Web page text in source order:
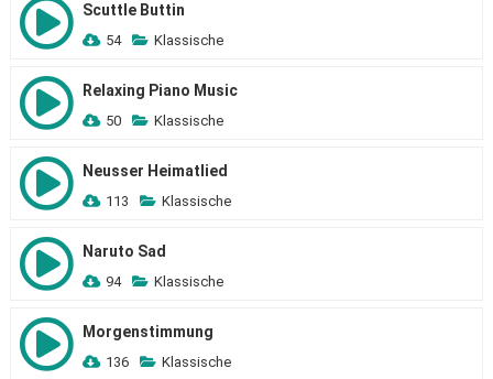
Scuttle Buttin
54 Klassische
Relaxing Piano Music
50 Klassische
Neusser Heimatlied
113 Klassische
Naruto Sad
94 Klassische
Morgenstimmung
136 Klassische